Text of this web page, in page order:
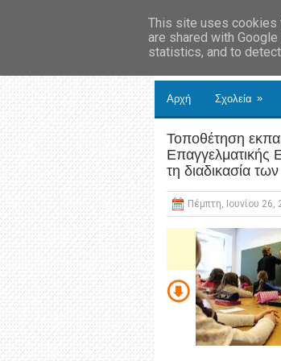
Αρχή Σχολεία »
Τοποθέτηση
Επαγγελματικής
τη διαδικασία
Πέμπτη, Ιουνίου 26,
This site uses cookies
are shared with
statistics, and to